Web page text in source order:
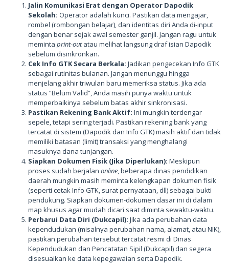
Jalin Komunikasi Erat dengan Operator Dapodik
Sekolah: Operator adalah kunci. Pastikan data mengajar,
rombel (rombongan belajar), dan identitas diri Anda di-input
dengan benar sejak awal semester ganjil. Jangan ragu untuk
meminta print-outatau melihat langsung draf isian Dapodik
sebelum disinkronkan.
Cek Info GTK Secara Berkala: Jadikan pengecekan Info GTK
sebagai rutinitas bulanan. Jangan menunggu hingga
menjelang akhir triwulan baru memeriksa status. Jika ada
status “Belum Valid”, Anda masih punya waktu untuk
memperbaikinya sebelum batas akhir sinkronisasi.
Pastikan Rekening Bank Aktif: Ini mungkin terdengar
sepele, tetapi sering terjadi. Pastikan rekening bank yang
tercatat di sistem (Dapodik dan Info GTK) masih aktif dan tidak
memiliki batasan (limit) transaksi yang menghalangi
masuknya dana tunjangan.
Siapkan Dokumen Fisik (Jika Diperlukan): Meskipun
proses sudah berjalan online, beberapa dinas pendidikan
daerah mungkin masih meminta kelengkapan dokumen fisik
(seperti cetak Info GTK, surat pernyataan, dll) sebagai bukti
pendukung. Siapkan dokumen-dokumen dasar ini di dalam
map khusus agar mudah dicari saat diminta sewaktu-waktu.
Perbarui Data Diri (Dukcapil): Jika ada perubahan data
kependudukan (misalnya perubahan nama, alamat, atau NIK),
pastikan perubahan tersebut tercatat resmi di Dinas
Kependudukan dan Pencatatan Sipil (Dukcapil) dan segera
disesuaikan ke data kepegawaian serta Dapodik.